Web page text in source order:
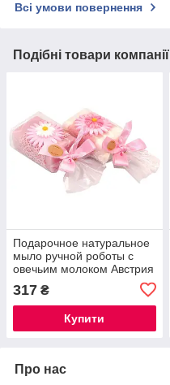
Всі умови повернення
Подібні товари компанії
Подарочное натуральное
мыло ручной роботы с
овечьим молоком Австрия
317 ₴
Купити
Про нас